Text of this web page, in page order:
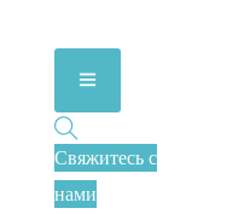
Свяжитесь с
нами
В связи с быстрым ростом
рабочих местах,